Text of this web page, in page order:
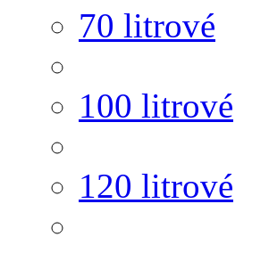
70 litrové
100 litrové
120 litrové